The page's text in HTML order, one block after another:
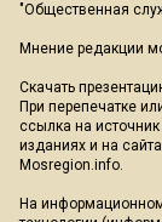
"Общественная
Мнение редакции
Скачать
При перепечатке
ссылка на
изданиях и на
Mosregion.info.
На